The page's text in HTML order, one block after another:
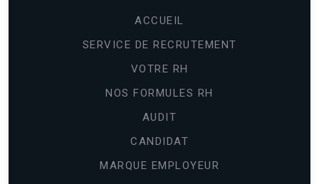
ACCUEIL
SERVICE DE RECRUTEMENT
VOTRE RH
NOS FORMULES RH
AUDIT
CANDIDAT
MARQUE EMPLOYEUR